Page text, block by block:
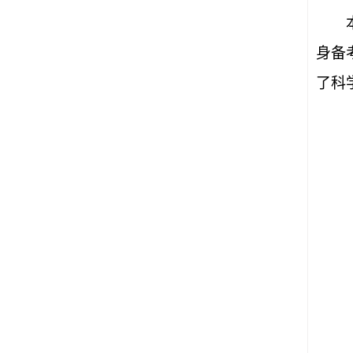
身备
了科